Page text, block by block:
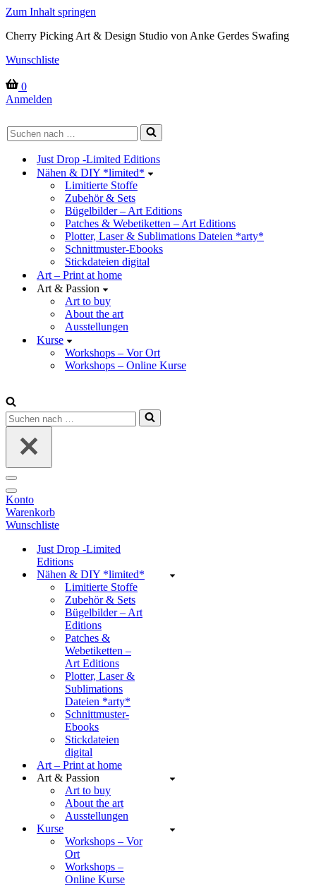
Zum Inhalt springen
Cherry Picking Art & Design Studio von Anke Gerdes Swafing
Wunschliste
Warenkorb
0
Anmelden
Suchen
nach …
Just Drop -Limited Editions
Nähen & DIY *limited*
Limitierte Stoffe
Zubehör & Sets
Bügelbilder – Art Editions
Patches & Webetiketten – Art Editions
Plotter, Laser & Sublimations Dateien *arty*
Schnittmuster-Ebooks
Stickdateien digital
Art – Print at home
Art & Passion
Art to buy
About the art
Ausstellungen
Kurse
Workshops – Vor Ort
Workshops – Online Kurse
Suchen
nach …
Navigations-
Menü
Navigations-
Menü
Konto
Warenkorb
Wunschliste
Just Drop -Limited
Editions
Nähen & DIY *limited*
Limitierte Stoffe
Zubehör & Sets
Bügelbilder – Art
Editions
Patches &
Webetiketten –
Art Editions
Plotter, Laser &
Sublimations
Dateien *arty*
Schnittmuster-
Ebooks
Stickdateien
digital
Art – Print at home
Art & Passion
Art to buy
About the art
Ausstellungen
Kurse
Workshops – Vor
Ort
Workshops –
Online Kurse